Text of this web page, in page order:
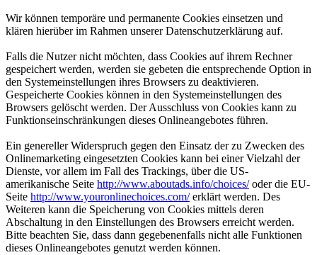
Wir können temporäre und permanente Cookies einsetzen und
klären hierüber im Rahmen unserer Datenschutzerklärung auf.
Falls die Nutzer nicht möchten, dass Cookies auf ihrem Rechner
gespeichert werden, werden sie gebeten die entsprechende Option in
den Systemeinstellungen ihres Browsers zu deaktivieren.
Gespeicherte Cookies können in den Systemeinstellungen des
Browsers gelöscht werden. Der Ausschluss von Cookies kann zu
Funktionseinschränkungen dieses Onlineangebotes führen.
Ein genereller Widerspruch gegen den Einsatz der zu Zwecken des
Onlinemarketing eingesetzten Cookies kann bei einer Vielzahl der
Dienste, vor allem im Fall des Trackings, über die US-
amerikanische Seite http://www.aboutads.info/choices/oder die EU-
Seite http://www.youronlinechoices.com/erklärt werden. Des
Weiteren kann die Speicherung von Cookies mittels deren
Abschaltung in den Einstellungen des Browsers erreicht werden.
Bitte beachten Sie, dass dann gegebenenfalls nicht alle Funktionen
dieses Onlineangebotes genutzt werden können.